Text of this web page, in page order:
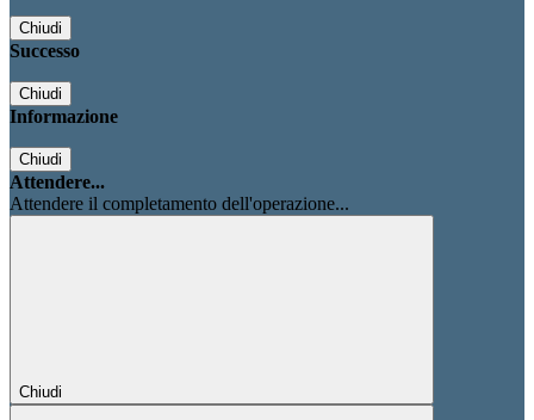
Chiudi
Successo
Chiudi
Informazione
Chiudi
Attendere...
Attendere il completamento dell'operazione...
Chiudi